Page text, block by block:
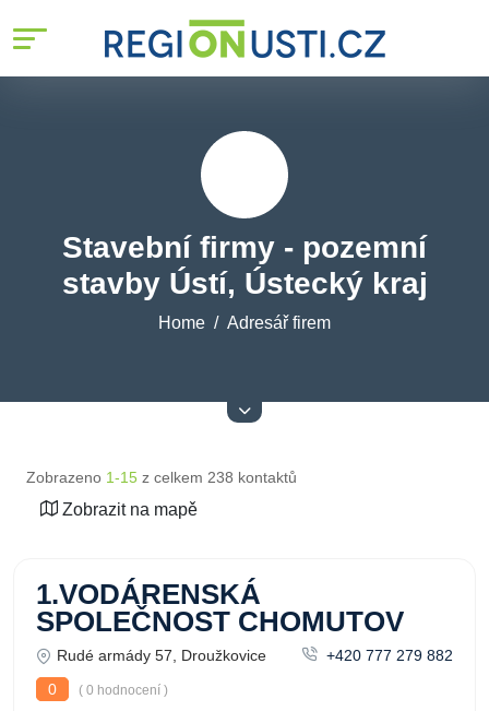
Stavební firmy - pozemní
stavby Ústí, Ústecký kraj
Home Adresář firem
Zobrazeno 1-15 z celkem 238 kontaktů
Zobrazit na mapě
1.VODÁRENSKÁ
SPOLEČNOST CHOMUTOV
Rudé armády 57, Droužkovice
+420 777 279 882
0
( 0 hodnocení )